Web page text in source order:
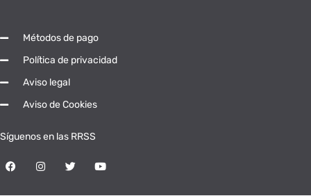
Métodos de pago
Política de privacidad
Aviso legal
Aviso de Cookies
Síguenos en las RRSS